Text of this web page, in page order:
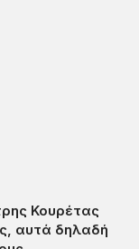
Κουρέτας
αυτά δηλαδή